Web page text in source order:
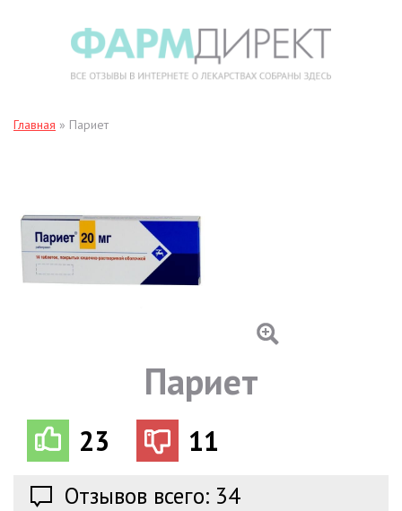
Главная » Париет
Париет
23 11
Отзывов всего: 34